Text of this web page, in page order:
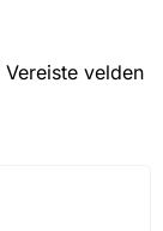
Vereiste velden